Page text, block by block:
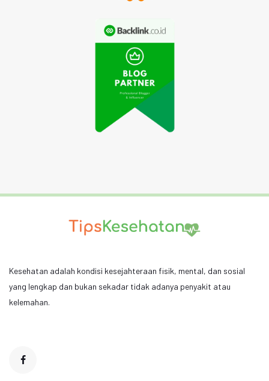
Kesehatan adalah kondisi kesejahteraan fisik, mental, dan sosial
yang lengkap dan bukan sekadar tidak adanya penyakit atau
kelemahan.